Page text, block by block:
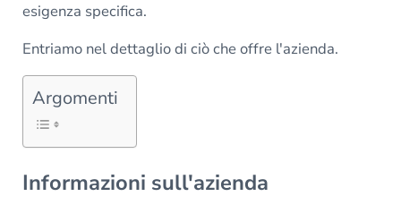
esigenza specifica.
Entriamo nel dettaglio di ciò che offre l'azienda.
Argomenti
Informazioni sull'azienda